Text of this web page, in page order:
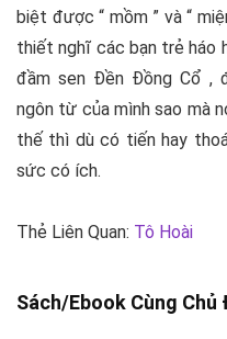
biệt được “ mồm ” và “
thiết nghĩ các bạn trẻ háo
đầm sen Đền Đồng Cổ ,
ngôn từ của mình sao mà
thế thì dù có tiến hay
sức có ích.
Thẻ Liên Quan: Tô Hoài
Sách/Ebook Cùng Chủ